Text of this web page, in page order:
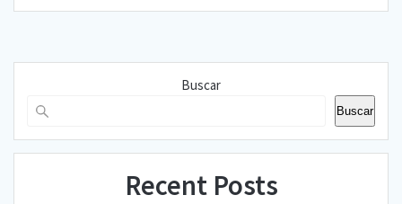
Buscar
Buscar
Recent Posts